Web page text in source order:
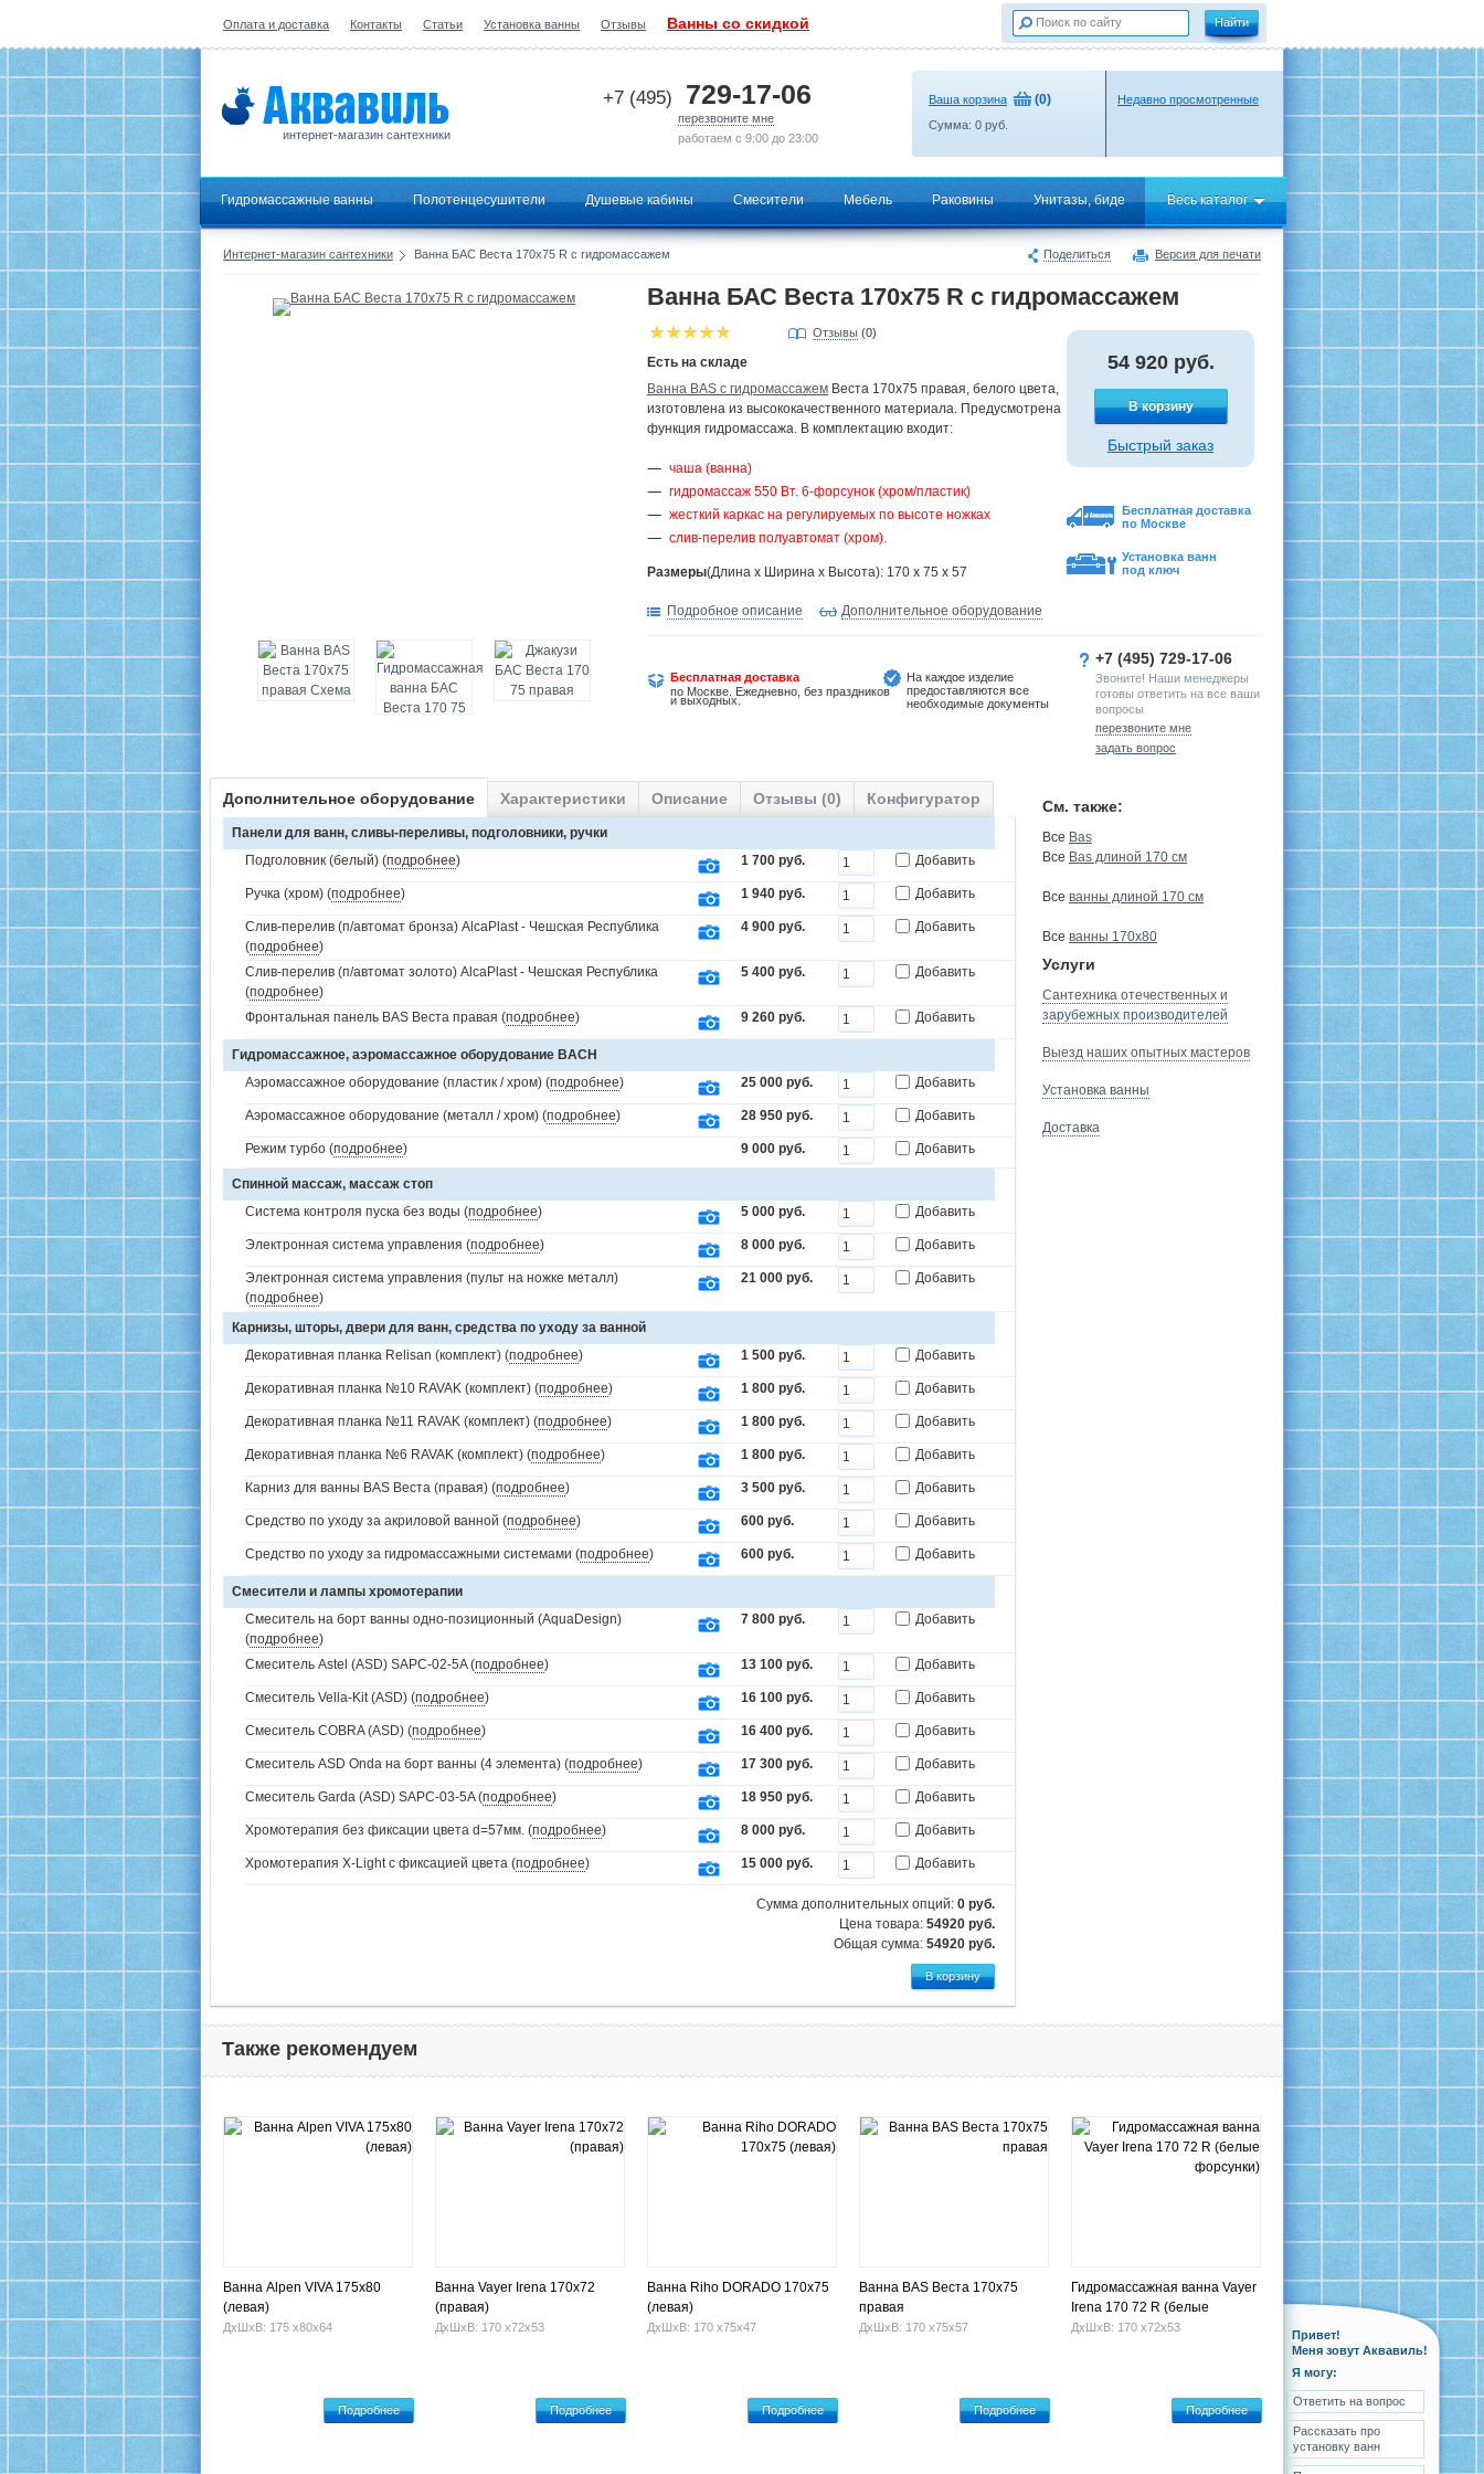
Оплата и доставка Контакты Статьи Установка ванны Отзывы Ванны со скидкой
интернет-магазин сантехники
+7 (495) 729-17-06
перезвоните мне
работаем с 9:00 до 23:00
Ваша корзина (0)
Сумма: 0 руб.
Недавно просмотренные
Гидромассажные ванны Полотенцесушители Душевые кабины Смесители Мебель Раковины Унитазы, биде Весь каталог
Поделиться Версия для печати
Интернет-магазин сантехники Ванна БАС Веста 170x75 R с гидромассажем
Ванна БАС Веста 170x75 R с гидромассажем
Отзывы (0)
Есть на складе
Ванна BAS с гидромассажем Веста 170x75 правая, белого цвета,
изготовлена из высококачественного материала. Предусмотрена
функция гидромассажа. В комплектацию входит:
чаша (ванна)
гидромассаж 550 Вт. 6-форсунок (хром/пластик)
жесткий каркас на регулируемых по высоте ножках
слив-перелив полуавтомат (хром).
Размеры(Длина х Ширина х Высота): 170 x 75 x 57
54 920 руб.
В корзину
Быстрый заказ
Бесплатная доставка
по Москве
Установка ванн
под ключ
Подробное описание Дополнительное оборудование
Бесплатная доставка
по Москве. Ежедневно, без праздников
и выходных.
На каждое изделие
предоставляются все
необходимые документы
+7 (495) 729-17-06
Звоните! Наши менеджеры
готовы ответить на все ваши
вопросы
перезвоните мне
задать вопрос
Дополнительное оборудование Характеристики Описание Отзывы (0) Конфигуратор
Панели для ванн, сливы-переливы, подголовники, ручки
Подголовник (белый) (подробнее) 1 700 руб. Добавить
Ручка (хром) (подробнее) 1 940 руб. Добавить
Слив-перелив (п/автомат бронза) AlcaPlast - Чешская Республика
(подробнее)
4 900 руб. Добавить
Слив-перелив (п/автомат золото) AlcaPlast - Чешская Республика
(подробнее)
5 400 руб. Добавить
Фронтальная панель BAS Веста правая (подробнее) 9 260 руб. Добавить
Гидромассажное, аэромассажное оборудование BACH
Аэромассажное оборудование (пластик / хром) (подробнее) 25 000 руб. Добавить
Аэромассажное оборудование (металл / хром) (подробнее) 28 950 руб. Добавить
Режим турбо (подробнее) 9 000 руб. Добавить
Спинной массаж, массаж стоп
Система контроля пуска без воды (подробнее) 5 000 руб. Добавить
Электронная система управления (подробнее) 8 000 руб. Добавить
Электронная система управления (пульт на ножке металл)
(подробнее)
21 000 руб. Добавить
Карнизы, шторы, двери для ванн, средства по уходу за ванной
Декоративная планка Relisan (комплект) (подробнее) 1 500 руб. Добавить
Декоративная планка №10 RAVAK (комплект) (подробнее) 1 800 руб. Добавить
Декоративная планка №11 RAVAK (комплект) (подробнее) 1 800 руб. Добавить
Декоративная планка №6 RAVAK (комплект) (подробнее) 1 800 руб. Добавить
Карниз для ванны BAS Веста (правая) (подробнее) 3 500 руб. Добавить
Средство по уходу за акриловой ванной (подробнее) 600 руб. Добавить
Средство по уходу за гидромассажными системами (подробнее) 600 руб. Добавить
Смесители и лампы хромотерапии
Смеситель на борт ванны одно-позиционный (AquaDesign)
(подробнее)
7 800 руб. Добавить
Смеситель Astel (ASD) SAPC-02-5A (подробнее) 13 100 руб. Добавить
Смеситель Vella-Kit (ASD) (подробнее) 16 100 руб. Добавить
Смеситель COBRA (ASD) (подробнее) 16 400 руб. Добавить
Смеситель ASD Onda на борт ванны (4 элемента) (подробнее) 17 300 руб. Добавить
Смеситель Garda (ASD) SAPC-03-5A (подробнее) 18 950 руб. Добавить
Хромотерапия без фиксации цвета d=57мм. (подробнее) 8 000 руб. Добавить
Хромотерапия X-Light с фиксацией цвета (подробнее) 15 000 руб. Добавить
Сумма дополнительных опций: 0 руб.
Цена товара: 54920 руб.
Общая сумма: 54920 руб.
См. также:
Все Bas
Все Bas длиной 170 см
Все ванны длиной 170 см
Все ванны 170х80
Услуги
Сантехника отечественных и
зарубежных производителей
Выезд наших опытных мастеров
Установка ванны
Доставка
Также рекомендуем
Ванна Alpen VIVA 175x80
(левая)
ДхШхВ: 175 х80х64
Подробнее
Ванна Vayer Irena 170х72
(правая)
ДхШхВ: 170 х72х53
Подробнее
Ванна Riho DORADO 170х75
(левая)
ДхШхВ: 170 х75х47
Подробнее
Ванна BAS Веста 170x75
правая
ДхШхВ: 170 х75х57
Подробнее
Гидромассажная ванна Vayer
Irena 170 72 R (белые
форсунки)
ДхШхВ: 170 х72х53
Подробнее
Привет!
Меня зовут Аквавиль!
Я могу:
Ответить на вопрос
Рассказать про
установку ванн